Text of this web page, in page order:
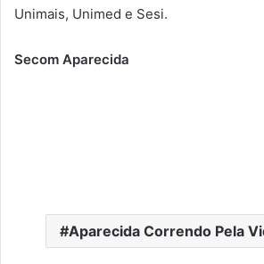
Unimais, Unimed e Sesi.
Secom Aparecida
Aparecida Correndo Pela